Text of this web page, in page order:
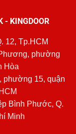
- KINGDOOR
12, Tp.HCM
phường
Hòa
phường 15, quận
Bình Phước, Q.
Minh